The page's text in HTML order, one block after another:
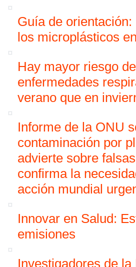
Guía de
los microplásticos
Hay mayor riesgo
enfermedades
verano que en
Informe de la ONU
contaminación por
advierte sobre
confirma la
acción mundial
Innovar en Salud:
emisiones
Investigadores de la